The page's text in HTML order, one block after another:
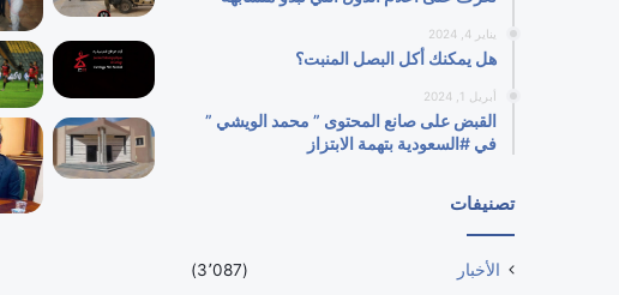
يناير 4, 2024
هل يمكنك أكل البصل المنبت؟
أبريل 1, 2024
القبض على صانع المحتوى ” محمد الويشي ”
في #السعودية بتهمة الابتزاز
تصنيفات
الأخبار (3٬087)